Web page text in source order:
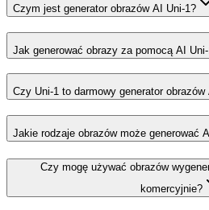
Czym jest generator obrazów AI Uni-1?
Jak generować obrazy za pomocą AI
Czy Uni-1 to darmowy generator obrazów
Jakie rodzaje obrazów może generować
Czy mogę używać obrazów
komercyjnie?